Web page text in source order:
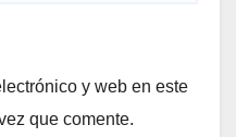
y web en este
que comente.